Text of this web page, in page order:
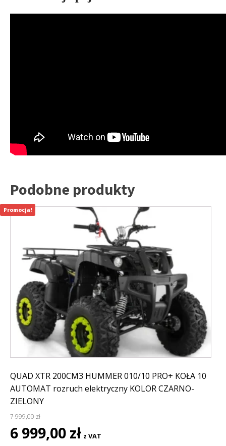
Podobne produkty
QUAD XTR 200CM3 HUMMER 010/10 PRO+ KOŁA 10
AUTOMAT rozruch elektryczny KOLOR CZARNO-
ZIELONY
7 999,00zł
Pierwotna
cena
6 999,00 zł cena
z VAT
Promocja!